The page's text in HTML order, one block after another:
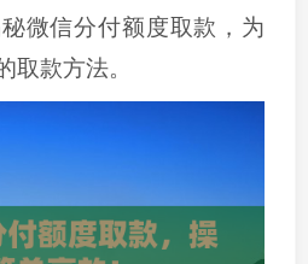
微信分付额度取款，为
取款方法。